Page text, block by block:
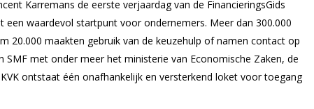
Karremans de eerste verjaardag van de FinancieringsGids
waardevol startpunt voor ondernemers. Meer dan 300.000
20.000 maakten gebruik van de keuzehulp of namen contact op
met onder meer het ministerie van Economische Zaken, de
ontstaat één onafhankelijk en versterkend loket voor toegang